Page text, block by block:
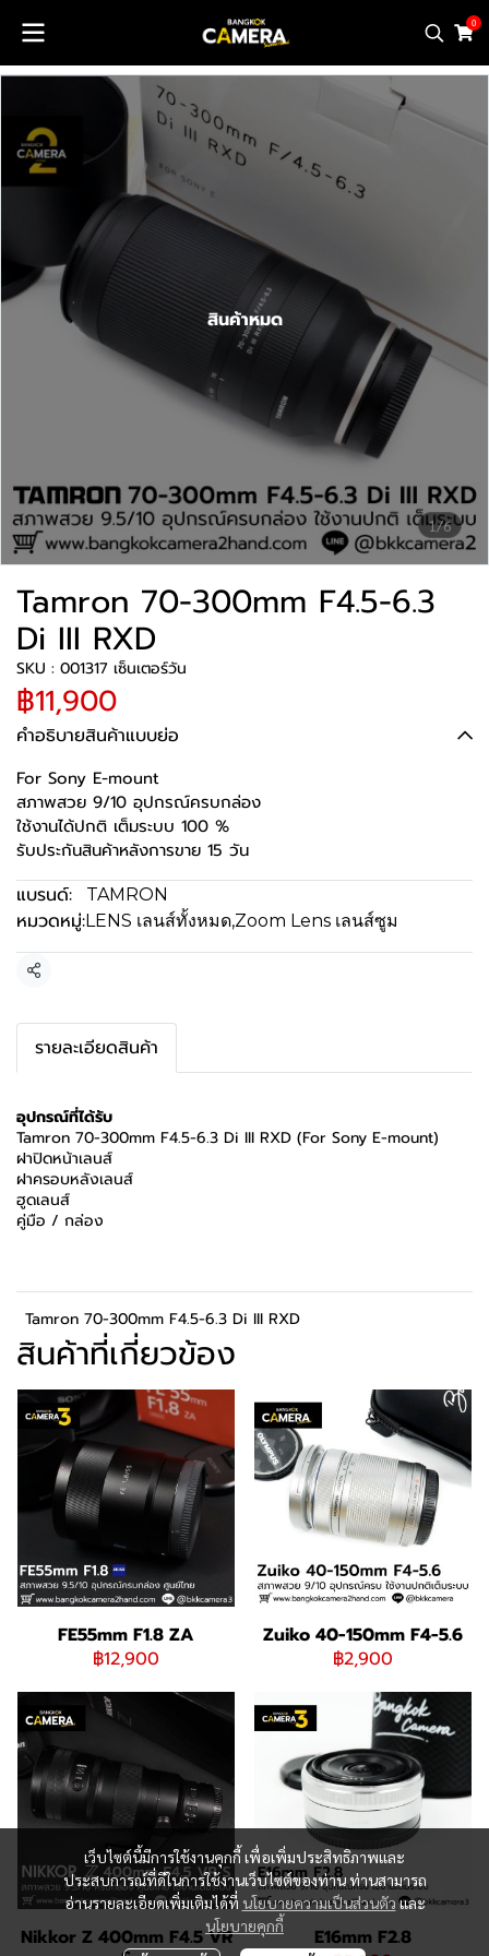
0
1/6
สินค้าหมด
Tamron 70-300mm F4.5-6.3
Di III RXD
SKU : 001317 เซ็นเตอร์วัน
฿11,900
คำอธิบายสินค้าแบบย่อ
For Sony E-mount
สภาพสวย 9/10 อุปกรณ์ครบกล่อง
ใช้งานได้ปกติ เต็มระบบ 100 %
รับประกันสินค้าหลังการขาย 15 วัน
แบรนด์: TAMRON
หมวดหมู่:LENS เลนส์ทั้งหมด,Zoom Lens เลนส์ซูม
แชร์
รายละเอียดสินค้า
อุปกรณ์ที่ได้รับ
Tamron 70-300mm F4.5-6.3 Di III RXD (For Sony E-mount)
ฝาปิดหน้าเลนส์
ฝาครอบหลังเลนส์
ฮูดเลนส์
คู่มือ / กล่อง
Tamron 70-300mm F4.5-6.3 Di III RXD
สินค้าที่เกี่ยวข้อง
FE55mm F1.8 ZA
฿12,900
Zuiko 40-150mm F4-5.6
฿2,900
Nikkor Z 400mm F4.5 VR
E16mm F2.8
เว็บไซต์นี้มีการใช้งานคุกกี้ เพื่อเพิ่มประสิทธิภาพและ
ประสบการณ์ที่ดีในการใช้งานเว็บไซต์ของท่าน ท่านสามารถ
อ่านรายละเอียดเพิ่มเติมได้ที่ นโยบายความเป็นส่วนตัวและ
นโยบายคุกกี้